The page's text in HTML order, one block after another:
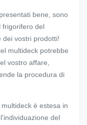
bene, sono
frigorifero del
dei vostri prodotti!
multideck potrebbe
vostro affare,
la procedura di
è estesa in
del